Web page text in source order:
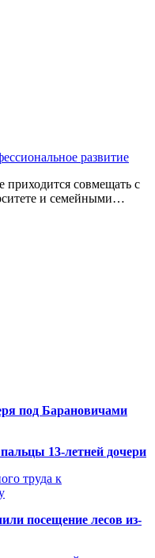
развитие
совмещать с
и семейными…
под Барановичами
13-летней дочери
труда к
посещение лесов из-